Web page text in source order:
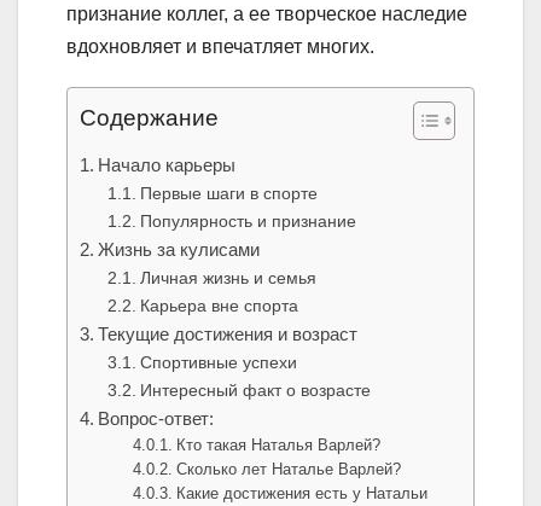
признание коллег, а ее творческое наследие
вдохновляет и впечатляет многих.
Содержание
Начало карьеры
Первые шаги в спорте
Популярность и признание
Жизнь за кулисами
Личная жизнь и семья
Карьера вне спорта
Текущие достижения и возраст
Спортивные успехи
Интересный факт о возрасте
Вопрос-ответ:
Кто такая Наталья Варлей?
Сколько лет Наталье Варлей?
Какие достижения есть у Натальи